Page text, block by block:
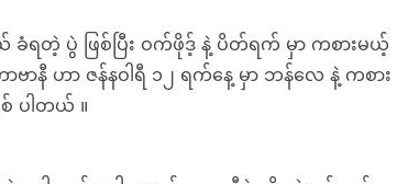
ရတဲ့ ပွဲ ဖြစ်ပြီး ဝက်ဖိုဒ့် နဲ့ ပိတ်ရက် မှာ ကစားမယ့်
ာဗာနီ ဟာ ဇန်နဝါရီ ၁၂ ရက်နေ့ မှာ ဘန်လေ နဲ့ ကစား
ပါတယ် ။